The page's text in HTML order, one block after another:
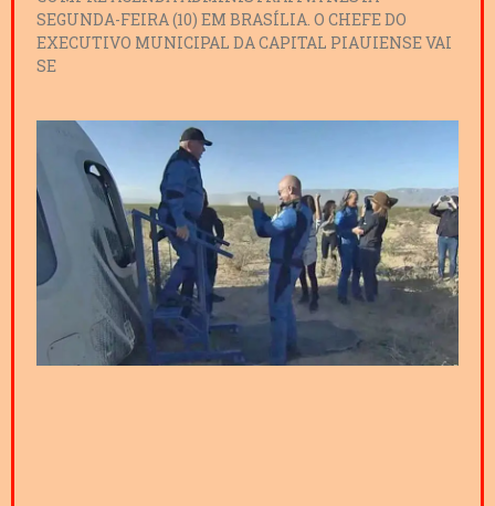
SEGUNDA-FEIRA (10) EM BRASÍLIA. O CHEFE DO
EXECUTIVO MUNICIPAL DA CAPITAL PIAUIENSE VAI
SE